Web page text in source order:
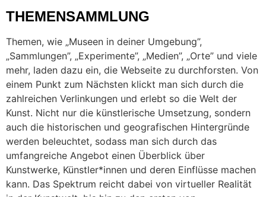
THEMENSAMMLUNG
Themen, wie „Museen in deiner Umgebung”,
„Sammlungen”, „Experimente”, „Medien”, „Orte” und viele
mehr, laden dazu ein, die Webseite zu durchforsten. Von
einem Punkt zum Nächsten klickt man sich durch die
zahlreichen Verlinkungen und erlebt so die Welt der
Kunst. Nicht nur die künstlerische Umsetzung, sondern
auch die historischen und geografischen Hintergründe
werden beleuchtet, sodass man sich durch das
umfangreiche Angebot einen Überblick über
Kunstwerke, Künstler*innen und deren Einflüsse machen
kann. Das Spektrum reicht dabei von virtueller Realität